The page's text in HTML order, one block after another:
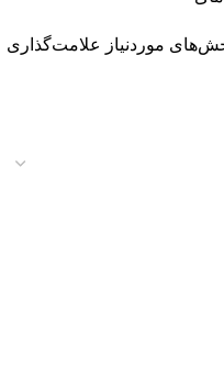
موردنیاز علامت‌گذاری